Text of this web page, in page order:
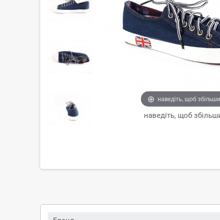
наведіть, щоб
наведіть, щоб